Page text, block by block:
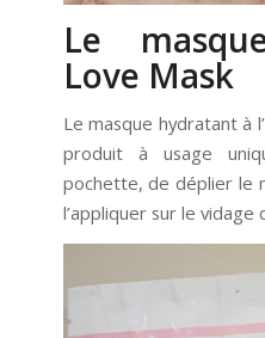
Le
Love Mask
Le masque hydratant à
produit à usage
pochette, de déplier le
l’appliquer sur le vidage